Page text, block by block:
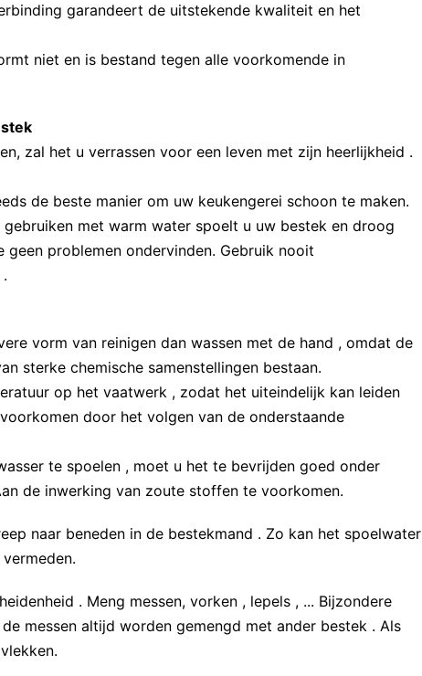
garandeert de uitstekende kwaliteit en het
niet en is bestand tegen alle voorkomende in
zal het u verrassen voor een leven met zijn heerlijkheid .
de beste manier om uw keukengerei schoon te maken.
met warm water spoelt u uw bestek en droog
problemen ondervinden. Gebruik nooit
vorm van reinigen dan wassen met de hand , omdat de
sterke chemische samenstellingen bestaan.
op het vaatwerk , zodat het uiteindelijk kan leiden
door het volgen van de onderstaande
te spoelen , moet u het te bevrijden goed onder
de inwerking van zoute stoffen te voorkomen.
naar beneden in de bestekmand . Zo kan het spoelwater
. Meng messen, vorken , lepels , ... Bijzondere
messen altijd worden gemengd met ander bestek . Als